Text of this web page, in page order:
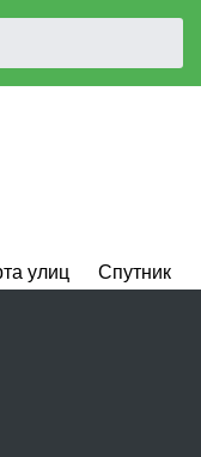
улиц Спутник